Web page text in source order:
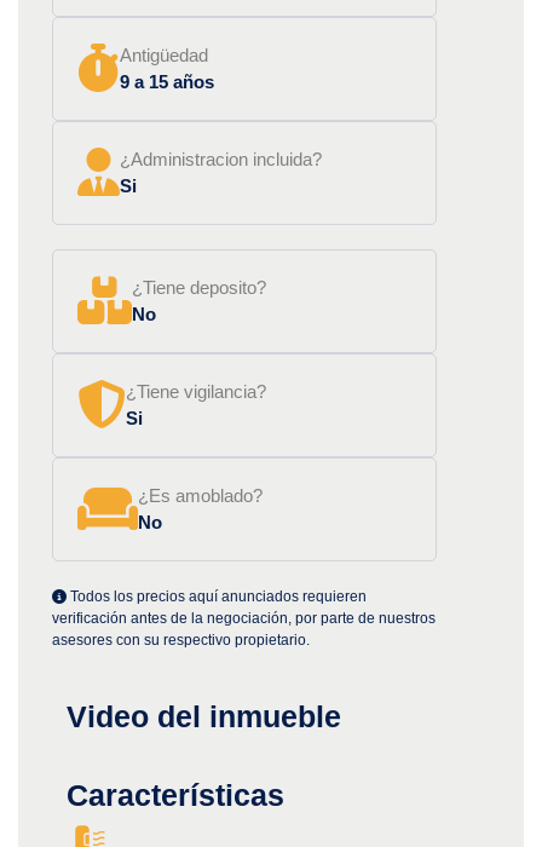
Antigüedad
9 a 15 años
¿Administracion incluida?
Si
¿Tiene deposito?
No
¿Tiene vigilancia?
Si
¿Es amoblado?
No
Todos los precios aquí anunciados requieren
verificación antes de la negociación, por parte de nuestros
asesores con su respectivo propietario.
Video del inmueble
Características